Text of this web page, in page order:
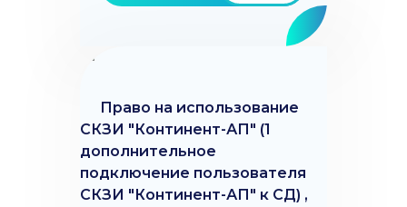
Право на использование
СКЗИ "Континент-АП" (1
дополнительное
подключение пользователя
СКЗИ "Континент-АП" к СД) ,